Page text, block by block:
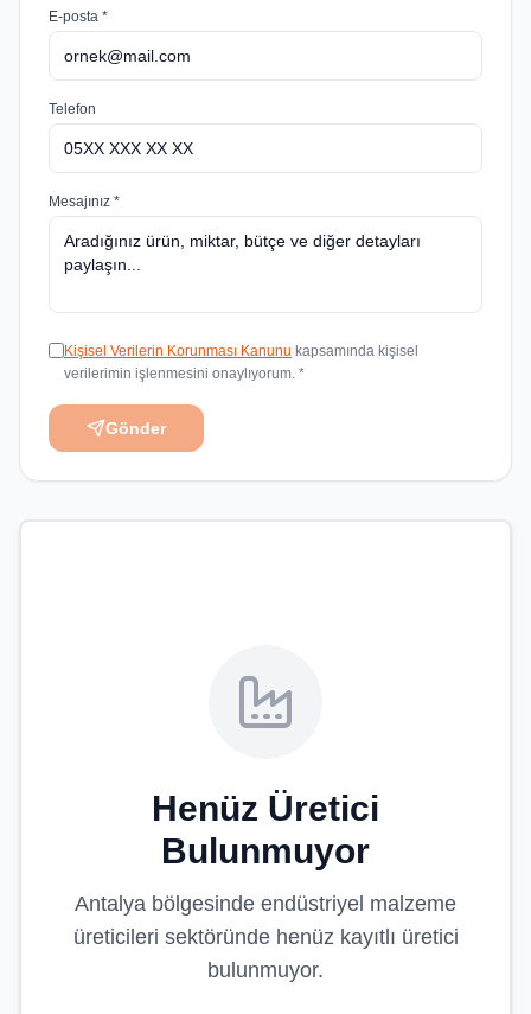
E-posta *
Telefon
Mesajınız *
Kişisel Verilerin Korunması Kanunu kapsamında kişisel
verilerimin işlenmesini onaylıyorum. *
Gönder
Henüz Üretici
Bulunmuyor
Antalya bölgesinde endüstriyel malzeme
üreticileri sektöründe henüz kayıtlı üretici
bulunmuyor.